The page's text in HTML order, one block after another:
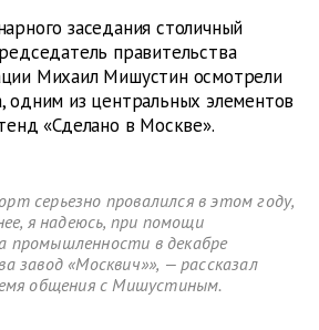
заседания столичный
правительства
Михаил Мишустин осмотрели
одним из центральных элементов
«Сделано в Москве».
серьезно провалился в этом году,
я надеюсь, при помощи
промышленности в декабре
завод «Москвич»», — рассказал
общения с Мишустиным.